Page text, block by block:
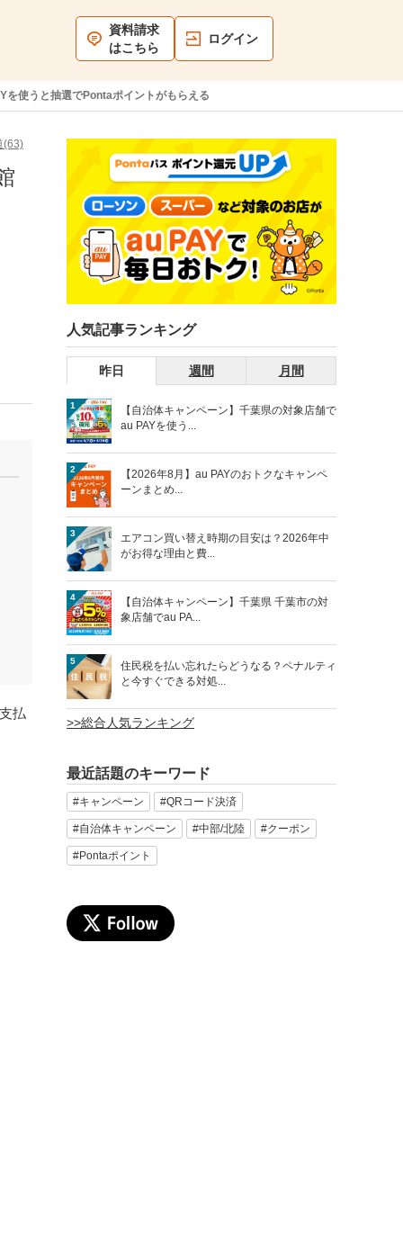
資料請求
はこちら
ログイン
を使うと抽選でPontaポイントがもらえる
(63)
払
人気記事ランキング
昨日 週間 月間
1
【自治体キャンペーン】千葉県の対象店舗で
au PAYを使う...
2
【2026年8月】au PAYのおトクなキャンペ
ーンまとめ...
3
エアコン買い替え時期の目安は？2026年中
がお得な理由と費...
4
【自治体キャンペーン】千葉県 千葉市の対
象店舗でau PA...
5
住民税を払い忘れたらどうなる？ペナルティ
と今すぐできる対処...
>>総合人気ランキング
最近話題のキーワード
#キャンペーン #QRコード決済
#自治体キャンペーン #中部/北陸 #クーポン
#Pontaポイント